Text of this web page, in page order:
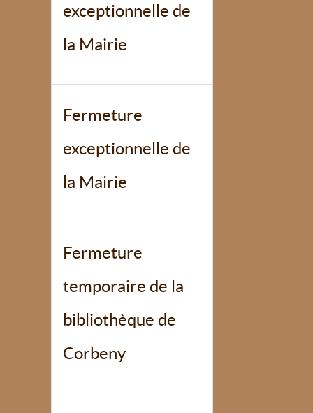
exceptionnelle de
la Mairie
Fermeture
exceptionnelle de
la Mairie
Fermeture
temporaire de la
bibliothèque de
Corbeny